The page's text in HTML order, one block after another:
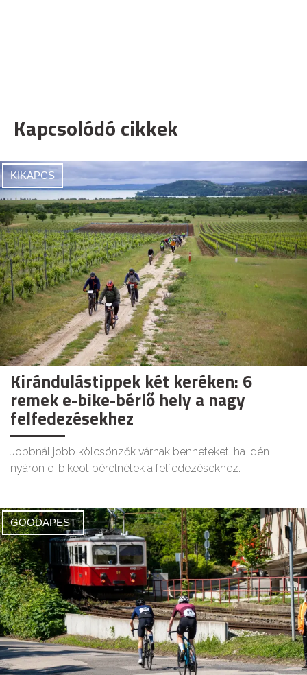
Kapcsolódó cikkek
KIKAPCS
Kirándulástippek két keréken: 6
remek e-bike-bérlő hely a nagy
felfedezésekhez
Jobbnál jobb kölcsönzők várnak benneteket, ha idén
nyáron e-bikeot bérelnétek a felfedezésekhez.
GOODAPEST